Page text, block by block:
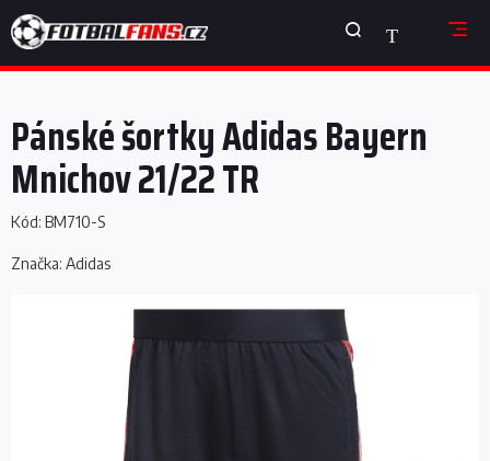
na
obsah
NÁKUPNÍ
KOŠÍK
Pánské šortky Adidas Bayern
Mnichov 21/22 TR
Kód: BM710-S
Značka: Adidas